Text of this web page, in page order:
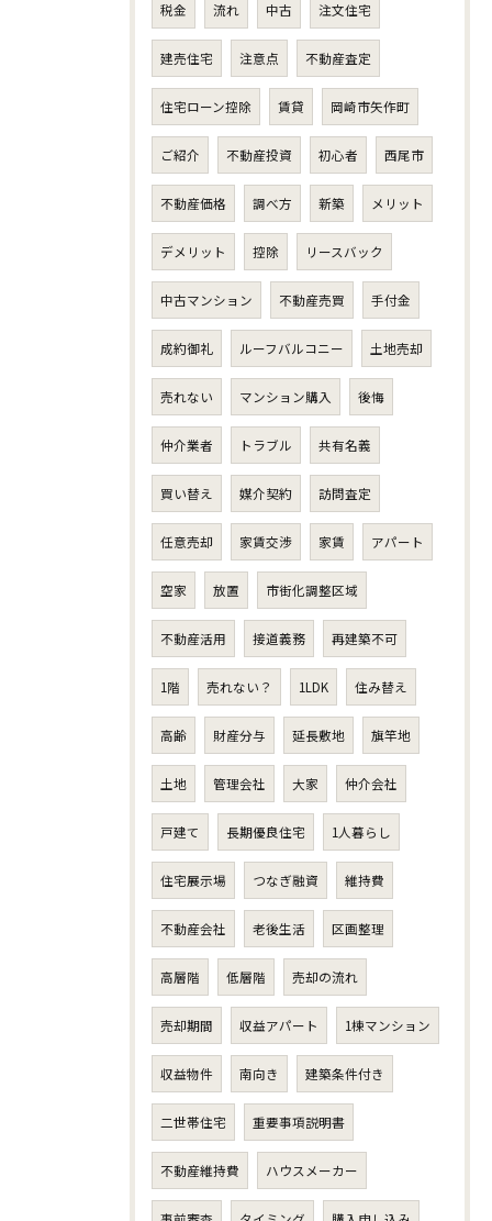
税金 流れ 中古 注文住宅
建売住宅 注意点 不動産査定
住宅ローン控除 賃貸 岡崎市矢作町
ご紹介 不動産投資 初心者 西尾市
不動産価格 調べ方 新築 メリット
デメリット 控除 リースバック
中古マンション 不動産売買 手付金
成約御礼 ルーフバルコニー 土地売却
売れない マンション購入 後悔
仲介業者 トラブル 共有名義
買い替え 媒介契約 訪問査定
任意売却 家賃交渉 家賃 アパート
空家 放置 市街化調整区域
不動産活用 接道義務 再建築不可
1階 売れない？ 1LDK 住み替え
高齢 財産分与 延長敷地 旗竿地
土地 管理会社 大家 仲介会社
戸建て 長期優良住宅 1人暮らし
住宅展示場 つなぎ融資 維持費
不動産会社 老後生活 区画整理
高層階 低層階 売却の流れ
売却期間 収益アパート 1棟マンション
収益物件 南向き 建築条件付き
二世帯住宅 重要事項説明書
不動産維持費 ハウスメーカー